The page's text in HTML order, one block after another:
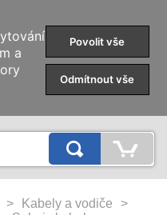
> Kabely a vodiče
>
a
Povolit vše
Odmítnout vše